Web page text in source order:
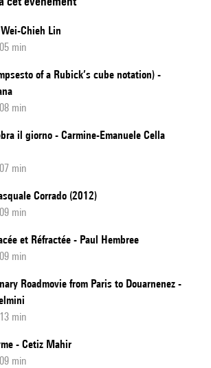
Chieh Lin
min
of a Rubick’s cube notation) -
min
il giorno - Carmine-Emanuele Cella
min
Corrado (2012)
min
et Réfractée - Paul Hembree
min
Roadmovie from Paris to Douarnenez -
min
- Cetiz Mahir
min